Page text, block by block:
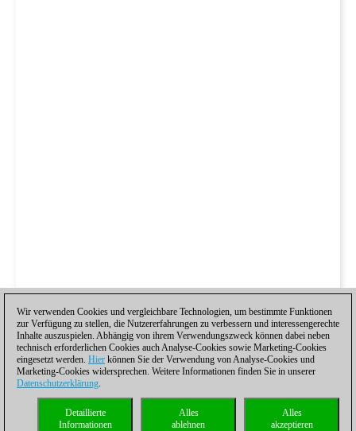
Wir verwenden Cookies und vergleichbare Technologien, um bestimmte Funktionen
zur Verfügung zu stellen, die Nutzererfahrungen zu verbessern und interessengerechte
Inhalte auszuspielen. Abhängig von ihrem Verwendungszweck können dabei neben
technisch erforderlichen Cookies auch Analyse-Cookies sowie Marketing-Cookies
eingesetzt werden. Hier können Sie der Verwendung von Analyse-Cookies und
Marketing-Cookies widersprechen. Weitere Informationen finden Sie in unserer
Datenschutzerklärung.
Alles
akzeptieren
Alles
ablehnen
Detaillierte
Informationen